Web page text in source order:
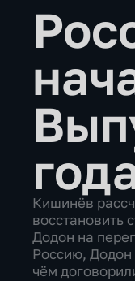
Кишинёв
восстановить
Додон на
Россию, Додон
чём